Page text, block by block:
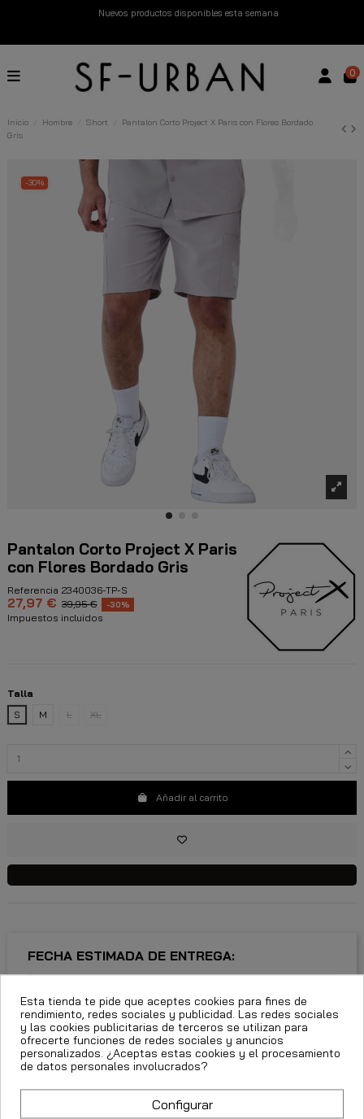
Descubre Nuestras Novedades Compra Ahora
0
Inicio Hombre Short
Pantalon Corto Project X Paris con Flores Bordado
Gris
-30%
Pantalon Corto Project X Paris
con Flores Bordado Gris
Referencia 2340036-TP-S
27,97 € 39,95 € -30%
Impuestos incluidos
Talla
S
M L XL
Añadir al carrito
FECHA ESTIMADA DE ENTREGA:
CttExpress 24/48h -Miércoles 12 Agosto, 2026
Descripción
Esta tienda te pide que aceptes cookies para fines de
rendimiento, redes sociales y publicidad. Las redes sociales
y las cookies publicitarias de terceros se utilizan para
ofrecerte funciones de redes sociales y anuncios
personalizados. ¿Aceptas estas cookies y el procesamiento
de datos personales involucrados?
Configurar